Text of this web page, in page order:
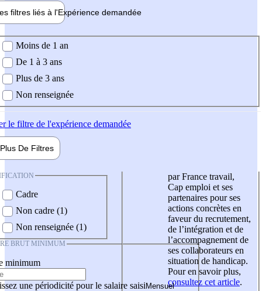
filtres liés à l'Expérience demandée
demandée
Moins de 1 an
De 1 à 3 ans
Plus de 3 ans
Non renseignée
le filtre de l'expérience demandée
Plus De Filtres
Cadre
Non cadre (1)
Non renseignée (1)
BRUT MINIMUM
minimum
une périodicité pour le salaire saisi
par France travail,
Cap emploi et ses
partenaires pour ses
actions concrètes en
faveur du recrutement,
de l’intégration et de
l’accompagnement de
ses collaborateurs en
situation de handicap.
Pour en savoir plus,
consultez cet article.